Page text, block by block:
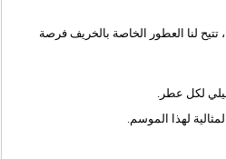
تتيح لنا العطور الخاصة بالخريف فرصة
لكل عطر.